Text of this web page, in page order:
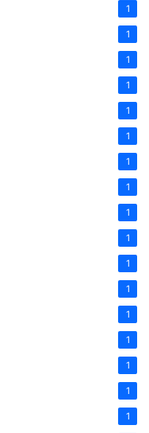
1
1
1
1
1
1
1
1
1
1
1
1
1
1
1
1
1